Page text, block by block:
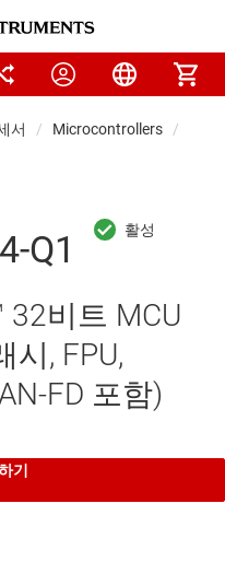
서 Microcontrollers
Q1
비트 MCU
시, FPU,
FD 포함)
기